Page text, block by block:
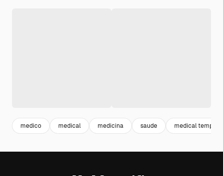
medico medical medicina saude medical template